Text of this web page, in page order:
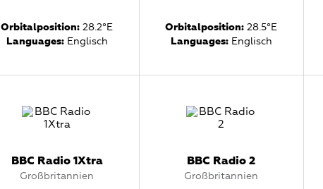
Orbitalposition: 28.2°E
Languages:Englisch
Orbitalposition: 28.5°E
Languages:Englisch
BBC Radio 1Xtra
Großbritannien
BBC Radio 2
Großbritannien